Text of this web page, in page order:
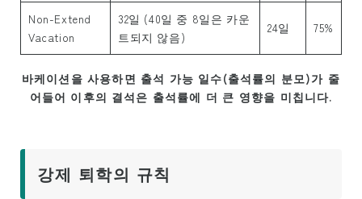
칼럼
학교 개요
Non-Extend
Vacation
32일 (40일 중 8일은 카운
트되지 않음)
24일 75%
바케이션을 사용하면 출석 가능 일수(출석률의 분모)가 줄
어들어 이후의 결석은 출석률에 더 큰 영향을 미칩니다.
강제 퇴학의 규칙